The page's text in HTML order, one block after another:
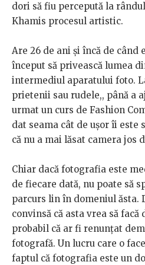
dori să fiu percepută la
Khamis procesul artistic.
Are 26 de ani și încă de când
început să privească lumea
intermediul aparatului foto.
prietenii sau rudele,, până a
urmat un curs de Fashion
dat seama cât de ușor îi este
că nu a mai lăsat camera jos
Chiar dacă fotografia este
de fiecare dată, nu poate să
parcurs lin în domeniul ăsta.
convinsă că asta vrea să
probabil că ar fi renunțat
fotografă. Un lucru care o
faptul că fotografia este un